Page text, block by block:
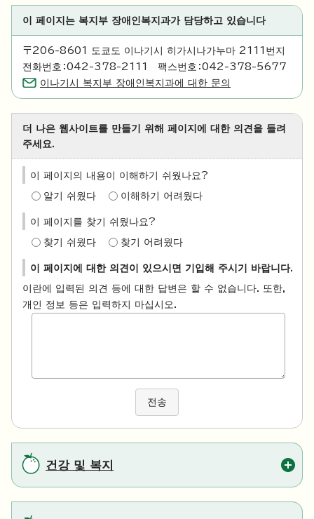
이 페이지는 복지부 장애인복지과가 담당하고 있습니다
〒206-8601 도쿄도 이나기시 히가시나가누마 2111번지
전화번호：042-378-2111 팩스번호：042-378-5677
이나기시 복지부 장애인복지과에 대한 문의
더 나은 웹사이트를 만들기 위해 페이지에 대한 의견을 들려
주세요.
이 페이지의 내용이 이해하기 쉬웠나요?
알기 쉬웠다 이해하기 어려웠다
이 페이지를 찾기 쉬웠나요?
찾기 쉬웠다 찾기 어려웠다
이 페이지에 대한 의견이 있으시면 기입해 주시기 바랍니다.
이란에 입력된 의견 등에 대한 답변은 할 수 없습니다. 또한,
개인 정보 등은 입력하지 마십시오.
전송
건강 및 복지